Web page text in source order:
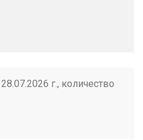
г., количество